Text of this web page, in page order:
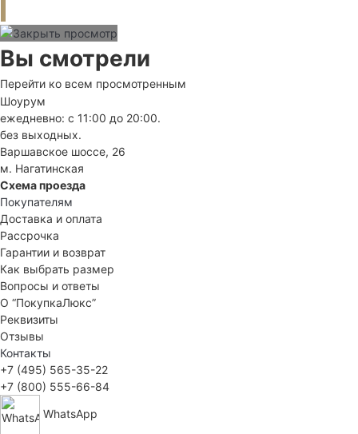
Вы смотрели
Перейти ко всем просмотренным
Шоурум
ежедневно: с 11:00 до 20:00.
без выходных.
Варшавское шоссе, 26
м. Нагатинская
Схема проезда
Покупателям
Доставка и оплата
Рассрочка
Гарантии и возврат
Как выбрать размер
Вопросы и ответы
О “ПокупкаЛюкс”
Реквизиты
Отзывы
Контакты
+7 (495) 565-35-22
+7 (800) 555-66-84
WhatsApp